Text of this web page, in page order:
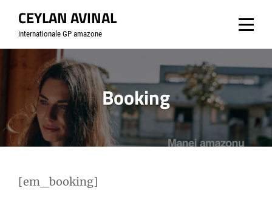
content
CEYLAN AVINAL
internationale GP amazone
Booking
[em_booking]